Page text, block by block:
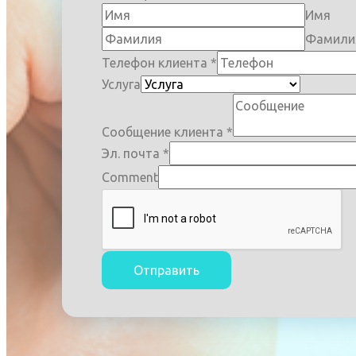
Имя
Телефон клиента *
Услуга
Сообщение клиента *
Эл. почта *
Comment
Отправить